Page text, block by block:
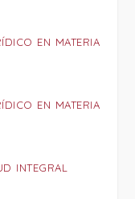
en materia
en materia
integral